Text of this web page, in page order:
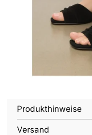
Produkthinweise
Versand